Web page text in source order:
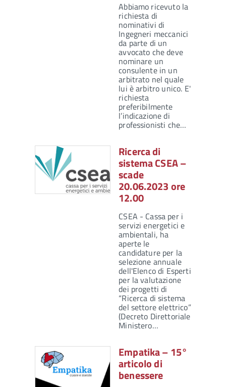
Abbiamo ricevuto la
richiesta di
nominativi di
Ingegneri meccanici
da parte di un
avvocato che deve
nominare un
consulente in un
arbitrato nel quale
lui è arbitro unico. E'
richiesta
preferibilmente
l’indicazione di
professionisti che…
Ricerca di
sistema CSEA –
scade
20.06.2023 ore
12.00
CSEA - Cassa per i
servizi energetici e
ambientali, ha
aperte le
candidature per la
selezione annuale
dell'Elenco di Esperti
per la valutazione
dei progetti di
“Ricerca di sistema
del settore elettrico”
(Decreto Direttoriale
Ministero…
Empatika – 15°
articolo di
benessere